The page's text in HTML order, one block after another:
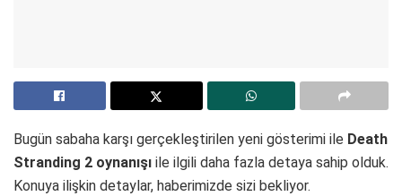
Bugün sabaha karşı gerçekleştirilen yeni gösterimi ile Death
Stranding 2 oynanışı ile ilgili daha fazla detaya sahip olduk.
Konuya ilişkin detaylar, haberimizde sizi bekliyor.